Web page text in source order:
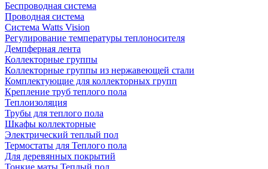
Беспроводная система
Проводная система
Система Watts Vision
Регулирование температуры теплоносителя
Демпферная лента
Коллекторные группы
Коллекторные группы из нержавеющей стали
Комплектующие для коллекторных групп
Крепление труб теплого пола
Теплоизоляция
Трубы для теплого пола
Шкафы коллекторные
Электрический теплый пол
Термостаты для Теплого пола
Для деревянных покрытий
Тонкие маты Теплый пол